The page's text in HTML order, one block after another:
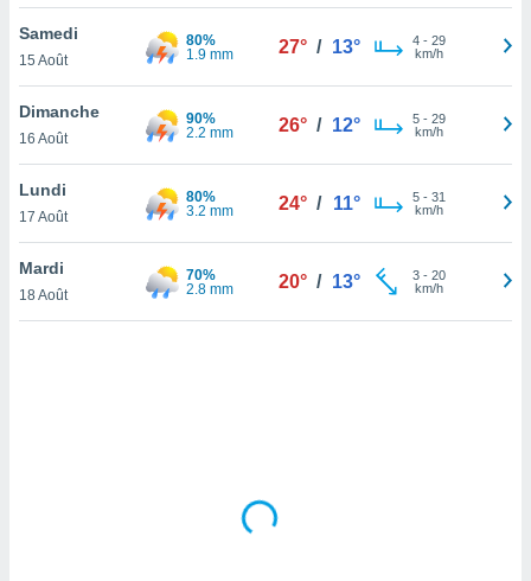
votre
à
en
le
Samedi
15 Août
80%
1.9 mm
27° / 13° 4- 29
km/h
Dimanche
16 Août
90%
2.2 mm
26° / 12° 5- 29
km/h
Lundi
17 Août
80%
3.2 mm
24° / 11° 5- 31
km/h
Mardi
18 Août
70%
2.8 mm
20° / 13° 3- 20
km/h